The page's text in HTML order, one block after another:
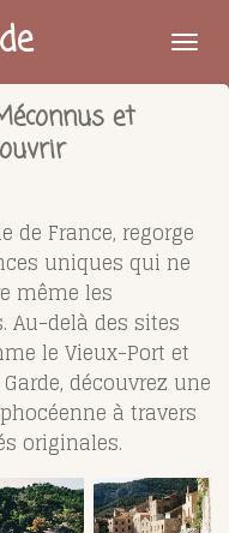
et
de France, regorge
uniques qui ne
même les
Au-delà des sites
le Vieux-Port et
découvrez une
à travers
originales.